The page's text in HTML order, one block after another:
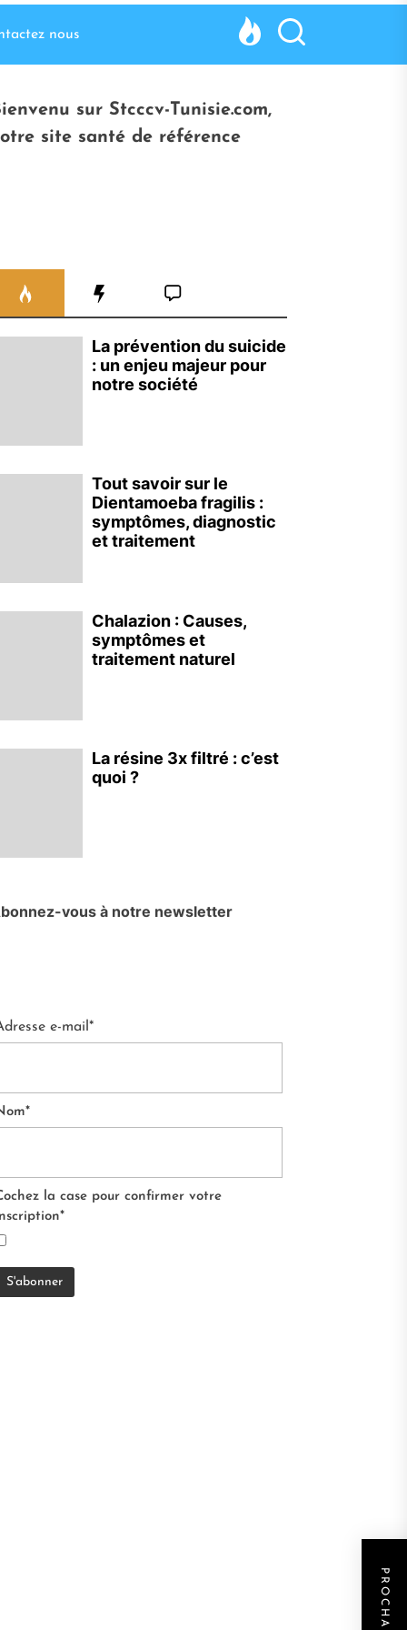
nous
sur Stcccv-Tunisie.com,
site santé de référence
La prévention du suicide
: un enjeu majeur pour
notre société
Tout savoir sur le
Dientamoeba fragilis :
symptômes, diagnostic
et traitement
Chalazion : Causes,
symptômes et
traitement naturel
La résine 3x filtré : c’est
quoi ?
vous à notre newsletter
e-mail*
la case pour confirmer votre